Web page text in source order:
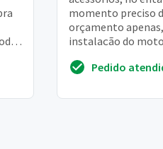
momento preciso
orçamento
instalação do
trilhos e a
Pedido